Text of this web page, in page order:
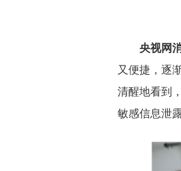
央视网
又便捷，逐
清醒地看到
敏感信息泄